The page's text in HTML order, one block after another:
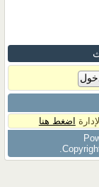
اضغط هنا